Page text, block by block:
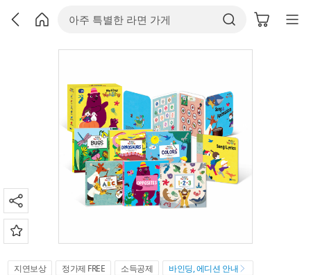
지연보상 정가제 FREE 소득공제 바인딩, 에디션 안내